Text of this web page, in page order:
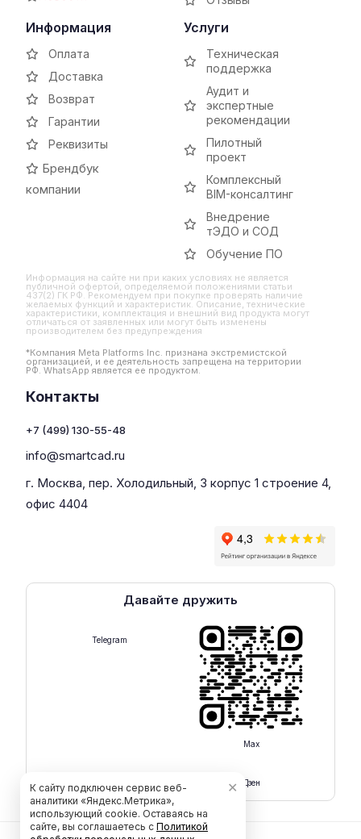
Информация
Оплата
Доставка
Возврат
Гарантии
Реквизиты
Брендбук
компании
Услуги
Техническая
поддержка
Аудит и
экспертные
рекомендации
Пилотный
проект
Комплексный
BIM-консалтинг
Внедрение
тЭДО и СОД
Обучение ПО
Информация на сайте ни при каких условиях не является
публичной офертой, определяемой положениями статьи
437(2) ГК РФ. Рекомендуем при покупке проверять наличие
желаемых функций и характеристик. Описание, технические
характеристики, комплектация и внешний вид продукта могут
отличаться от заявленных или могут быть изменены
производителем без предупреждения
*Компания Meta Platforms Inc. признана экстремистской
организацией, и ее деятельность запрещена на территории
РФ. WhatsApp является ее продуктом.
Контакты
+7 (499) 130-55-48
info@smartcad.ru
г. Москва, пер. Холодильный, 3 корпус 1 строение 4,
офис 4404
Давайте дружить
Telegram
Max
Дзен
К сайту подключен сервис веб-
аналитики «Яндекс.Метрика»,
использующий cookie. Оставаясь на
сайте, вы соглашаетесь с Политикой
✕